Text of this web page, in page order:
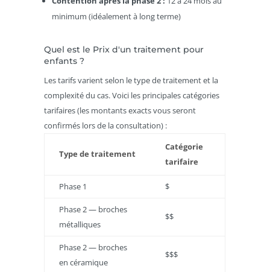
minimum (idéalement à long terme)
Quel est le Prix d'un traitement pour
enfants ?
Les tarifs varient selon le type de traitement et la
complexité du cas. Voici les principales catégories
tarifaires (les montants exacts vous seront
confirmés lors de la consultation) :
Type de traitement
Catégorie
tarifaire
Phase 1 $
Phase 2 — broches
métalliques
$$
Phase 2 — broches
en céramique
$$$